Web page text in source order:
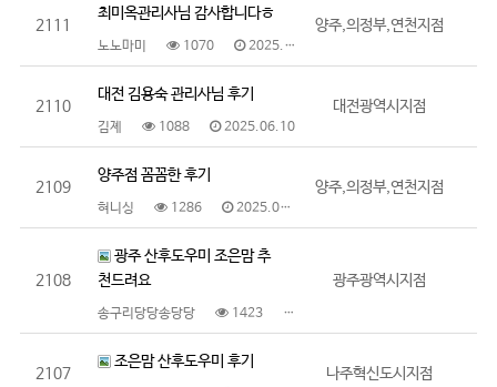
2111
최미옥관리사님 감사합니다ㅎ
노노마미 1070 2025.06.12
양주,의정부,연천지점
2110
대전 김용숙 관리사님 후기
김졔 1088 2025.06.10
대전광역시지점
2109
양주점 꼼꼼한 후기
혀니싱 1286 2025.06.10
양주,의정부,연천지점
2108
광주 산후도우미 조은맘 추
천드려요
송구리당당송당당 1423
광주광역시지점
2107
조은맘 산후도우미 후기
나주혁신도시지점